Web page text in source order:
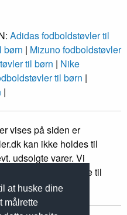
at huske dine
målrette
Adidas fodboldstøvler til
børn | Mizuno fodboldstøvler
til børn | Nike
til børn |
|
vises på siden er
kan ikke holdes til
udsolgte varer. Vi
men linker kun videre til